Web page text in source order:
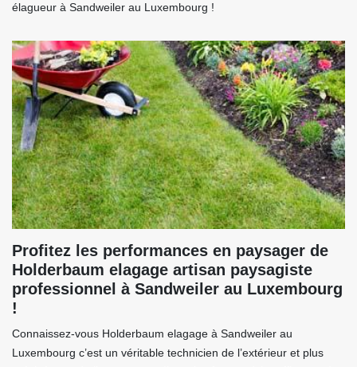
élagueur à Sandweiler au Luxembourg !
Profitez les performances en paysager de
Holderbaum elagage artisan paysagiste
professionnel à Sandweiler au Luxembourg
!
Connaissez-vous Holderbaum elagage à Sandweiler au
Luxembourg c’est un véritable technicien de l’extérieur et plus